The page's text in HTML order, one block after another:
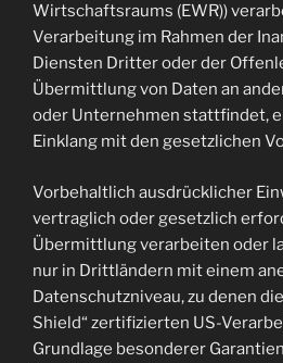
Wirtschaftsraums (EWR))
Verarbeitung im Rahmen der
Diensten Dritter oder der
Übermittlung von Daten an
oder Unternehmen stattfindet,
Einklang mit den gesetzlichen
Vorbehaltlich ausdrücklicher
vertraglich oder gesetzlich
Übermittlung verarbeiten oder
nur in Drittländern mit einem
Datenschutzniveau, zu denen
Shield“ zertifizierten US-
Grundlage besonderer